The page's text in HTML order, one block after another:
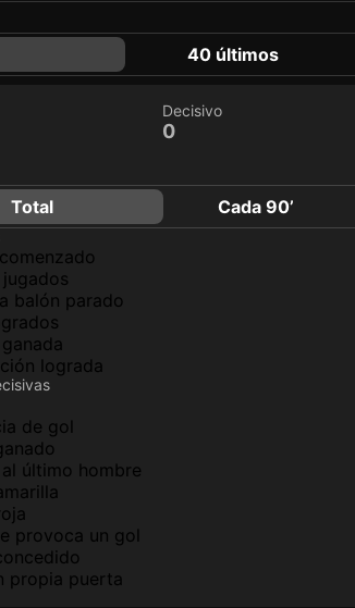
40 últimos
Decisivo
0
Total Cada 90’
jugados
balón parado
ganada
lograda
de gol
al último hombre
provoca un gol
propia puerta